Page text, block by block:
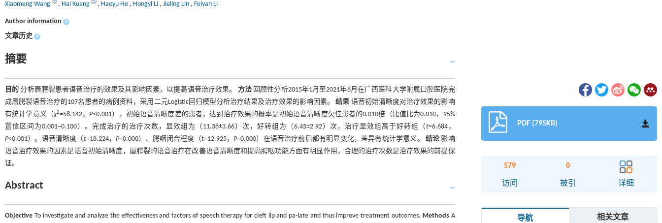
Xiaomeng Wang , Hai Kuang , Haoyu He , Hongyi Li , Jieling Lin , Feiyan Li
Author information +
文章历史 +
摘要
目的 分析唇腭裂患者语音治疗的效果及其影响因素，以提高语音治疗效果。 方法回顾性分析2015年1月至2021年8月在广西医科大学附属口腔医院完
成唇腭裂语音治疗的107名患者的病例资料，采用二元Logistic回归模型分析治疗结果及治疗效果的影响因素。结果 语音初始清晰度对治疗效果的影响
有统计学意义（χ2=58.142，P<0.001），初始语音清晰度差的患者，达到治疗效果的概率是初始语音清晰度欠佳患者的0.010倍（比值比为0.010，95%
置信区间为0.001~0.100）。完成治疗的治疗次数，显效组为（11.38±3.66）次，好转组为（6.45±2.92）次，治疗显效组高于好转组（t=6.684，
P<0.001）。语音清晰度（t=18.224， P=0.000）、腭咽闭合程度（t=12.925，P=0.000）在语音治疗前后都有明显变化，差异有统计学意义。 结论影响
语音治疗效果的因素是语音初始清晰度，唇腭裂的语音治疗在改善语音清晰度和提高腭咽功能方面有明显作用，合理的治疗次数是治疗效果的前提保
证。
Abstract
Objective To investigate and analyze the effectiveness and factors of speech therapy for cleft lip and pa-late and thus improve treatment outcomes. MethodsA
PDF (795KB)
579
访问
0
被引 详细
导航 相关文章